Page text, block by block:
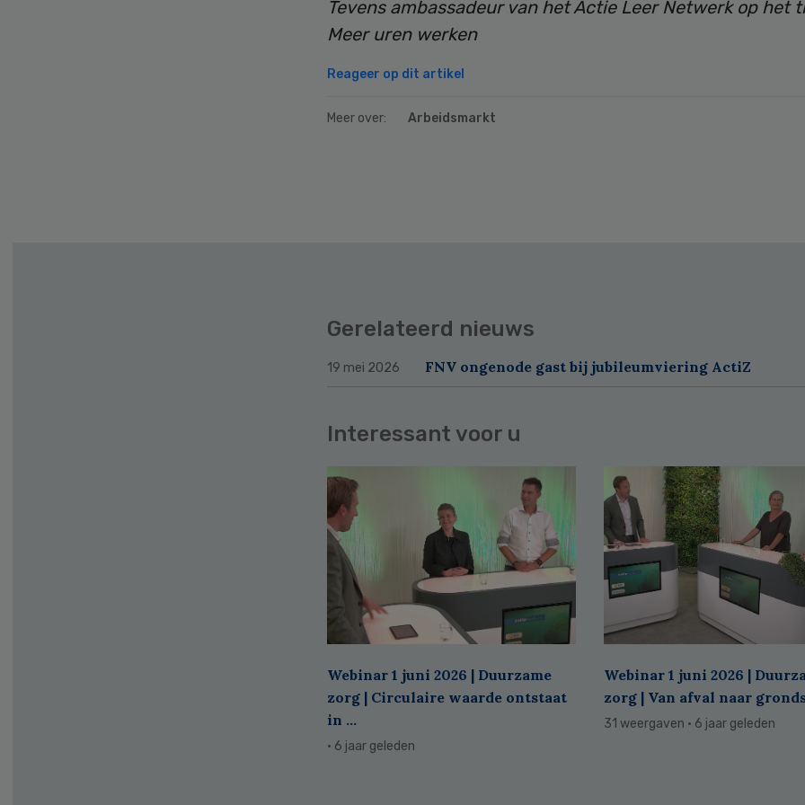
Tevens ambassadeur van het Actie Leer Netwerk op het
Meer uren werken
Reageer op dit artikel
Meer over: Arbeidsmarkt
Gerelateerd nieuws
19 mei 2026 FNV ongenode gast bij jubileumviering ActiZ
Interessant voor u
Webinar 1 juni 2026 | Duurzame
zorg | Circulaire waarde ontstaat
in ...
· 6 jaar geleden
Webinar 1 juni 2026 |
zorg | Van afval naar
31 weergaven · 6 jaar geleden